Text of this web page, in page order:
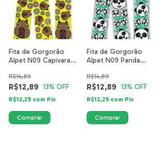
Fita de Gorgorão
Alpet N09 Capivara
40mm
R$12,89
R$14,89
13% OFF
R$12,25 com Pix
Fita de Gorgorão
Alpet N09 Panda
40mm
R$12,89
R$14,89
13% OFF
R$12,25 com Pix